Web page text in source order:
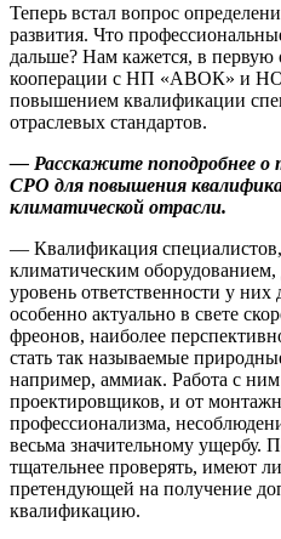
Теперь встал вопрос
развития. Что
дальше? Нам кажется, в первую
кооперации с НП «АВОК» и
повышением квалификации
отраслевых стандартов.
— Расскажите поподробнее о
СРО для повышения
климатической отрасли.
— Квалификация
климатическим
уровень ответственности у
особенно актуально в свете
фреонов, наиболее
стать так называемые
например, аммиак. Работа с ним
проектировщиков, и от
профессионализма,
весьма значительному ущербу.
тщательнее проверять, имеют
претендующей на получение
квалификацию.